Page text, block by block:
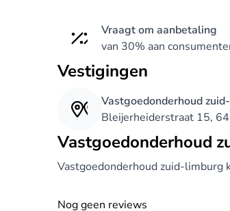
Vraagt om aanbetaling
van 30% aan
Vestigingen
Vastgoedonderhoud
Bleijerheiderstraat 15,
Vastgoedonderhoud
Vastgoedonderhoud zuid-limburg
Nog geen reviews